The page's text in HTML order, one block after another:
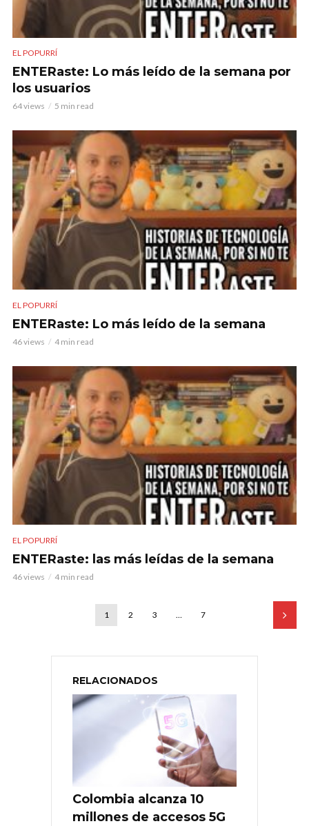
EL POPURRÍ
ENTERaste: Lo más leído de la semana por
los usuarios
64 views 5 min read
EL POPURRÍ
ENTERaste: Lo más leído de la semana
46 views 4 min read
EL POPURRÍ
ENTERaste: las más leídas de la semana
46 views 4 min read
1 2 3 … 7
RELACIONADOS
Colombia alcanza 10
millones de accesos 5G